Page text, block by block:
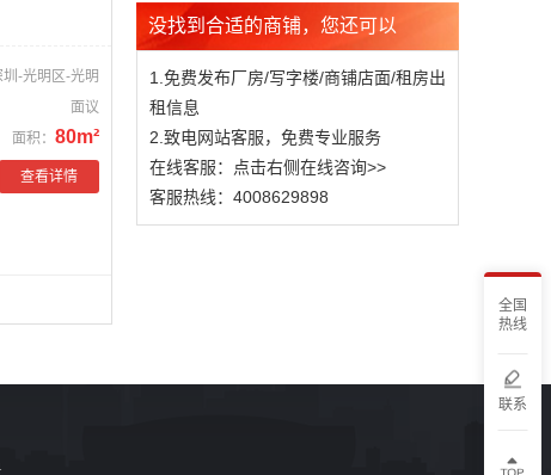
圳-光明区-光明
面议
面积： 80m²
查看详情
没找到合适的商铺，您还可以
1.免费发布厂房/写字楼/商铺店面/租房出
租信息
2.致电网站客服，免费专业服务
在线客服：点击右侧在线咨询>>
客服热线：4008629898
全国
热线
联系